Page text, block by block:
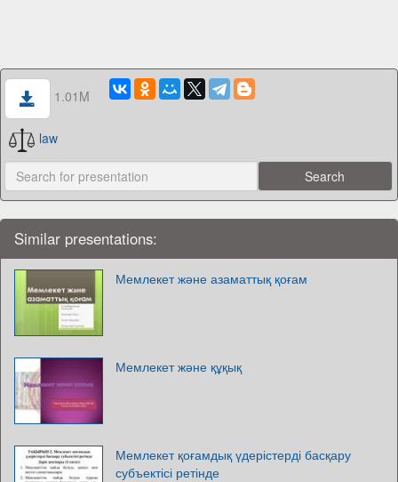
1.01M
law
Similar presentations:
Мемлекет және азаматтық қоғам
Мемлекет және құқық
Мемлекет қоғамдық үдерістерді басқару
субъектісі ретінде